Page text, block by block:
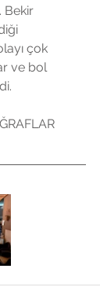
Bekir
çok
ve bol